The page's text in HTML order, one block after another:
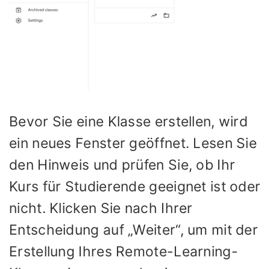
Bevor Sie eine Klasse erstellen, wird
ein neues Fenster geöffnet. Lesen Sie
den Hinweis und prüfen Sie, ob Ihr
Kurs für Studierende geeignet ist oder
nicht. Klicken Sie nach Ihrer
Entscheidung auf „Weiter“, um mit der
Erstellung Ihres Remote-Learning-